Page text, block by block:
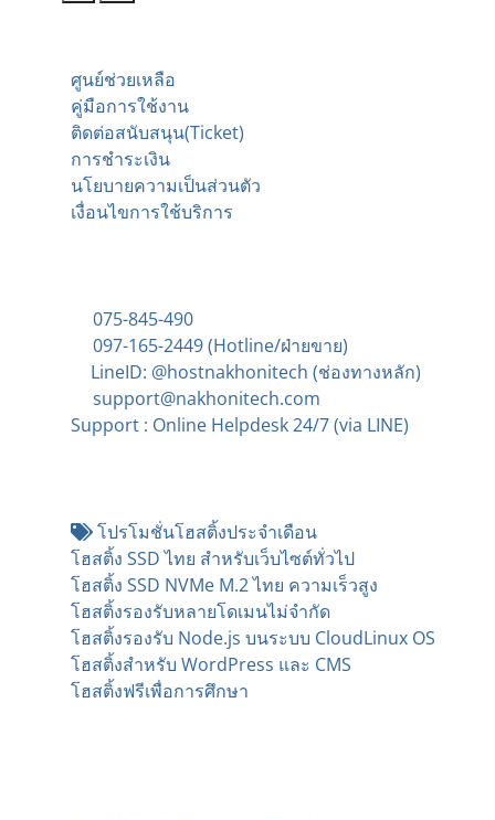
ศูนย์ช่วยเหลือ
คู่มือการใช้งาน
ติดต่อสนับสนุน(Ticket)
การชำระเงิน
นโยบายความเป็นส่วนตัว
เงื่อนไขการใช้บริการ
075-845-490
097-165-2449 (Hotline/ฝ่ายขาย)
LineID: @hostnakhonitech (ช่องทางหลัก)
support@nakhonitech.com
Support : Online Helpdesk 24/7 (via LINE)
โปรโมชั่นโฮสติ้งประจำเดือน
โฮสติ้ง SSD ไทย สำหรับเว็บไซต์ทั่วไป
โฮสติ้ง SSD NVMe M.2 ไทย ความเร็วสูง
โฮสติ้งรองรับหลายโดเมนไม่จำกัด
โฮสติ้งรองรับ Node.js บนระบบ CloudLinux OS
โฮสติ้งสำหรับ WordPress และ CMS
โฮสติ้งฟรีเพื่อการศึกษา